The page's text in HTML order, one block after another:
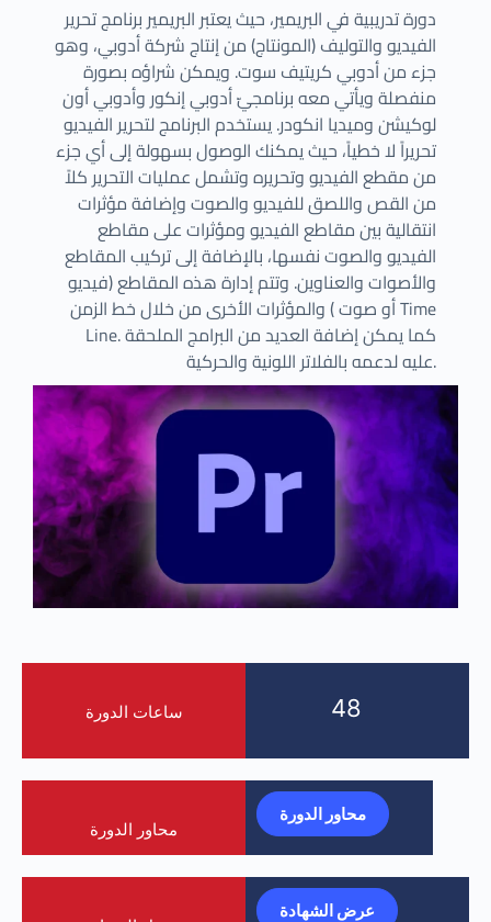
دورة تدريبية في البريمير، حيث يعتبر البريمير برنامج تحرير
الفيديو والتوليف (المونتاج) من إنتاج شركة أدوبي، وهو
جزء من أدوبي كريتيف سوت. ويمكن شراؤه بصورة
منفصلة ويأتي معه برنامجيّ أدوبي إنكور وأدوبي أون
لوكيشن وميديا انكودر. يستخدم البرنامج لتحرير الفيديو
تحريراً لا خطياً، حيث يمكنك الوصول بسهولة إلى أي جزء
من مقطع الفيديو وتحريره وتشمل عمليات التحرير كلاً
من القص واللصق للفيديو والصوت وإضافة مؤثرات
انتقالية بين مقاطع الفيديو ومؤثرات على مقاطع
الفيديو والصوت نفسها، بالإضافة إلى تركيب المقاطع
والأصوات والعناوين. وتتم إدارة هذه المقاطع (فيديو
أو صوت ) والمؤثرات الأخرى من خلال خط الزمن Time
Line. كما يمكن إضافة العديد من البرامج الملحقة
عليه لدعمه بالفلاتر اللونية والحركية.
ساعات الدورة 48
محاور الدورة
محاور الدورة
عرض الشهادة